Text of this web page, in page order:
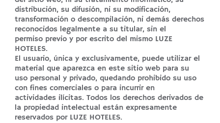
distribución, su difusión, ni su modificación,
transformación o descompilación, ni demás derechos
reconocidos legalmente a su titular, sin el
permiso previo y por escrito del mismo LUZE
HOTELES.
El usuario, única y exclusivamente, puede utilizar el
material que aparezca en este sitio web para su
uso personal y privado, quedando prohibido su uso
con fines comerciales o para incurrir en
actividades ilícitas. Todos los derechos derivados de
la propiedad intelectual están expresamente
reservados por LUZE HOTELES.